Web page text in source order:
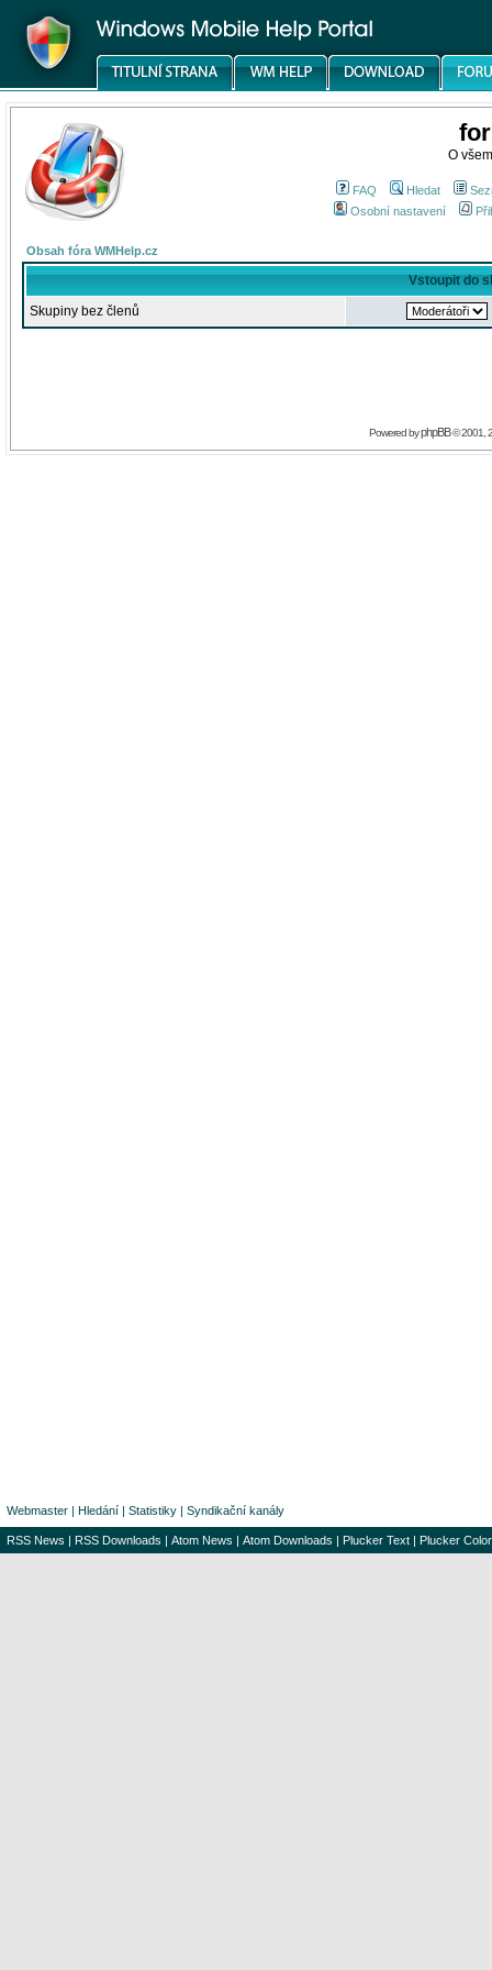
O
FAQ Hledat
Osobní nastavení
Obsah fóra WMHelp.cz
Vstoupit do
Skupiny bez členů
Powered byphpBB© 2001,
Webmaster | Hledání | Statistiky | Syndikační kanály
RSS News | RSS Downloads | Atom News | Atom Downloads | Plucker Text | Plucker Color